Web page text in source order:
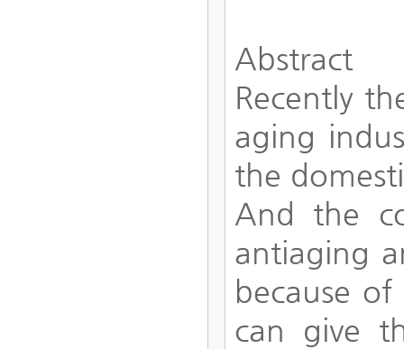
Abstract
Recently
aging
the
And the
antiaging
because
can give